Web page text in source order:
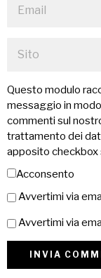
Questo modulo
messaggio in
commenti sul
trattamento dei
apposito checkbox
Acconsento
Avvertimi via
Avvertimi via